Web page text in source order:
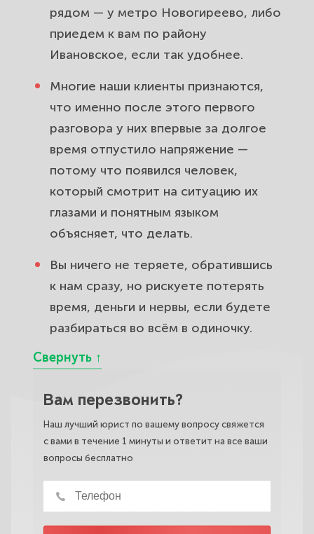
рядом — у метро Новогиреево, либо
приедем к вам по району
Ивановское, если так удобнее.
Многие наши клиенты признаются,
что именно после этого первого
разговора у них впервые за долгое
время отпустило напряжение —
потому что появился человек,
который смотрит на ситуацию их
глазами и понятным языком
объясняет, что делать.
Вы ничего не теряете, обратившись
к нам сразу, но рискуете потерять
время, деньги и нервы, если будете
разбираться во всём в одиночку.
Вам перезвонить?
Наш лучший юрист по вашему вопросу свяжется
с вами в течение 1 минуты и ответит на все ваши
вопросы бесплатно